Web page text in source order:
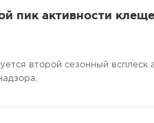
пик активности
второй сезонный всплеск